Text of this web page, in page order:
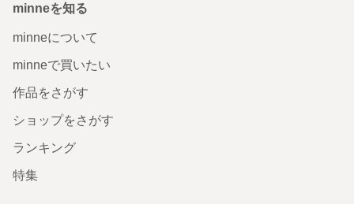
minneを知る
minneについて
minneで買いたい
作品をさがす
ショップをさがす
ランキング
特集